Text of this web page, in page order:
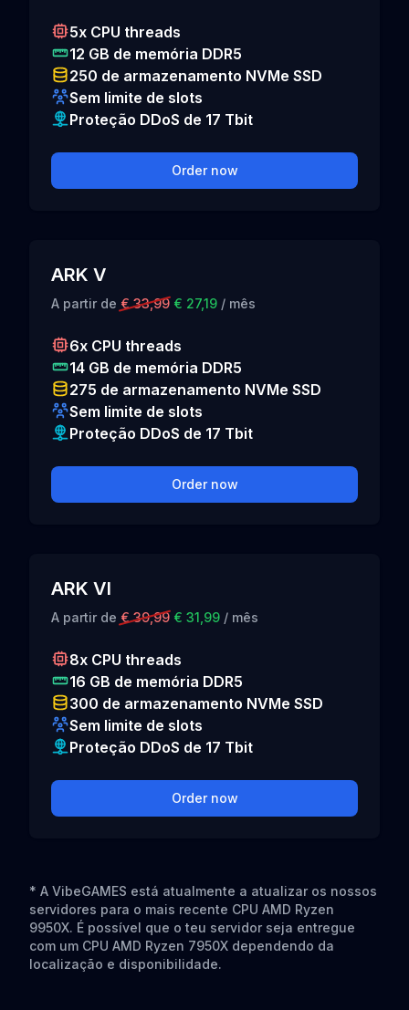
5x CPU threads
12 GB de memória DDR5
250 de armazenamento NVMe SSD
Sem limite de slots
Proteção DDoS de 17 Tbit
Order now
ARK V
A partir de € 33,99 € 27,19 / mês
6x CPU threads
14 GB de memória DDR5
275 de armazenamento NVMe SSD
Sem limite de slots
Proteção DDoS de 17 Tbit
Order now
ARK VI
A partir de € 39,99 € 31,99 / mês
8x CPU threads
16 GB de memória DDR5
300 de armazenamento NVMe SSD
Sem limite de slots
Proteção DDoS de 17 Tbit
Order now
* A VibeGAMES está atualmente a atualizar os nossos
servidores para o mais recente CPU AMD Ryzen
9950X. É possível que o teu servidor seja entregue
com um CPU AMD Ryzen 7950X dependendo da
localização e disponibilidade.